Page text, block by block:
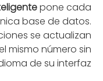
pone cada
base de datos.
se actualizan
mismo número sin
de su interfaz.